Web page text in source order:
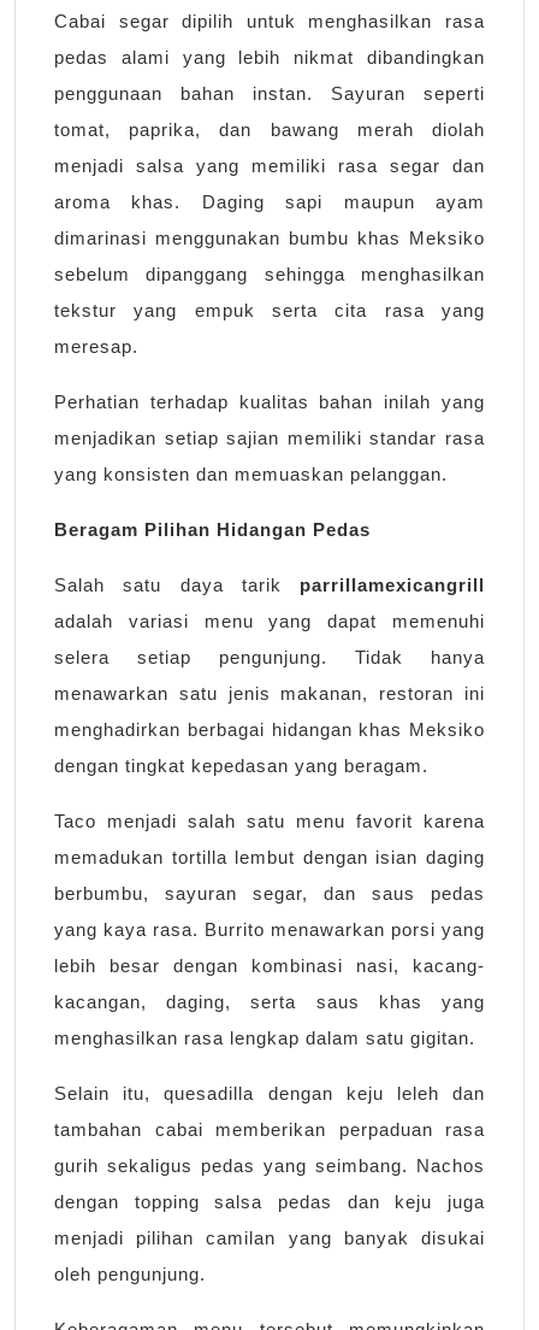
Cabai segar dipilih untuk menghasilkan rasa
pedas alami yang lebih nikmat dibandingkan
penggunaan bahan instan. Sayuran seperti
tomat, paprika, dan bawang merah diolah
menjadi salsa yang memiliki rasa segar dan
aroma khas. Daging sapi maupun ayam
dimarinasi menggunakan bumbu khas Meksiko
sebelum dipanggang sehingga menghasilkan
tekstur yang empuk serta cita rasa yang
meresap.
Perhatian terhadap kualitas bahan inilah yang
menjadikan setiap sajian memiliki standar rasa
yang konsisten dan memuaskan pelanggan.
Beragam Pilihan Hidangan Pedas
Salah satu daya tarik parrillamexicangrill
adalah variasi menu yang dapat memenuhi
selera setiap pengunjung. Tidak hanya
menawarkan satu jenis makanan, restoran ini
menghadirkan berbagai hidangan khas Meksiko
dengan tingkat kepedasan yang beragam.
Taco menjadi salah satu menu favorit karena
memadukan tortilla lembut dengan isian daging
berbumbu, sayuran segar, dan saus pedas
yang kaya rasa. Burrito menawarkan porsi yang
lebih besar dengan kombinasi nasi, kacang-
kacangan, daging, serta saus khas yang
menghasilkan rasa lengkap dalam satu gigitan.
Selain itu, quesadilla dengan keju leleh dan
tambahan cabai memberikan perpaduan rasa
gurih sekaligus pedas yang seimbang. Nachos
dengan topping salsa pedas dan keju juga
menjadi pilihan camilan yang banyak disukai
oleh pengunjung.